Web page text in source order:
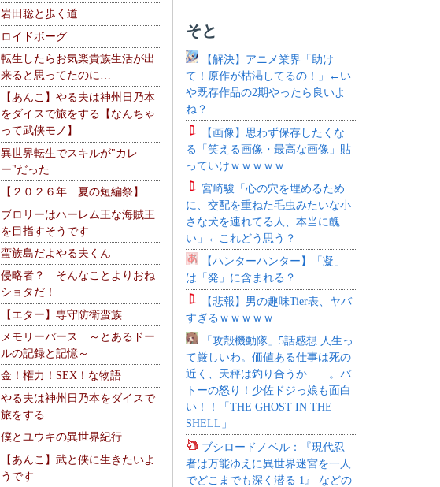
岩田聡と歩く道
ロイドボーグ
転生したらお気楽貴族生活が出
来ると思ってたのに…
【あんこ】やる夫は神州日乃本
をダイスで旅をする【なんちゃ
って武侠モノ】
異世界転生でスキルが"カレ
ー"だった
【２０２６年 夏の短編祭】
ブロリーはハーレム王な海賊王
を目指すそうです
蛮族島だよやる夫くん
侵略者？ そんなことよりおね
ショタだ！
【エター】専守防衛蛮族
メモリーバース ～とあるドー
ルの記録と記憶～
金！権力！SEX！な物語
やる夫は神州日乃本をダイスで
旅をする
僕とユウキの異世界紀行
【あんこ】武と侠に生きたいよ
うです
そと
【解決】アニメ業界「助け
て！原作が枯渇してるの！」←い
や既存作品の2期やったら良いよ
ね？
【画像】思わず保存したくな
る「笑える画像・最高な画像」貼
っていけｗｗｗｗｗ
宮崎駿「心の穴を埋めるため
に、交配を重ねた毛虫みたいな小
さな犬を連れてる人、本当に醜
い」←これどう思う？
【ハンターハンター】「凝」
は「発」に含まれる？
【悲報】男の趣味Tier表、ヤバ
すぎるｗｗｗｗｗ
「攻殻機動隊」5話感想 人生っ
て厳しいわ。価値ある仕事は死の
近く、天秤は釣り合うか……。バ
トーの怒り！少佐ドジっ娘も面白
い！！「THE GHOST IN THE
SHELL」
ブシロードノベル：『現代忍
者は万能ゆえに異世界迷宮を一人
でどこまでも深く潜る 1』 などの